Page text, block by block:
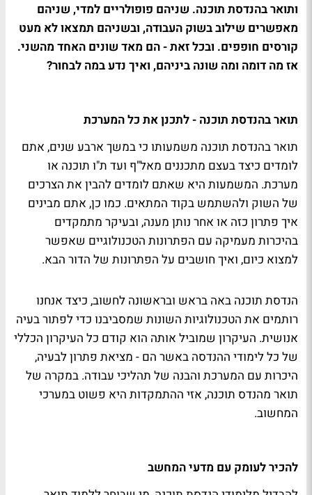
ותואר בהנדסת תוכנה. שניהם פופולריים למדי, שניהם
מאפשרים שילוב בשוק העבודה, ובשניהם תמצאו לא מעט
קורסים חופפים. ובכל זאת - הם מאד שונים האחד מהשני.
אז מה דומה ומה שונה ביניהם, ואיך נדע במה לבחור?
תואר בהנדסת תוכנה - לתכנן את כל המערכת
תואר בהנדסת תוכנה משמעותו כי במשך ארבע שנים, אתם
לומדים כיצד בעצם מתכננים מאל"ף ועד ת"ו תוכנה או
מערכת. המשמעות היא שאתם לומדים להבין את הצרכים
של השוק ולהשתמש בקוד המתאים. כמו כן, אתם מבינים
איך פתרון כזה או אחר נותן מענה, ובעיקר מתמקדים
בהיכרות מעמיקה עם הפתרונות הטכנולוגיים שאפשר
למצוא כיום, ואיך חושבים על הפתרונות של הדור הבא.
הנדסת תוכנה באה בראש ובראשונה לחשוב, כיצד אנחנו
רותמים את הטכנולוגיות השונות שמסביבנו כדי לפתור בעיה
אנושית. העיקרון שמוביל אותה הוא קודם כל העיקרון הכללי
של כל לימודי ההנדסה באשר הם - מציאת פתרון לבעיה,
היכרות עם המערכת והבנה של תהליכי עבודה. במקרה של
תואר מהנדס תוכנה, אזי ההתמקדות היא פשוט במערכי
המחשוב.
להכיר לעומק עם מדעי המחשב